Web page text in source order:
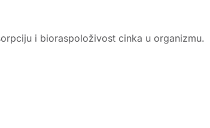
i bioraspoloživost cinka u organizmu.